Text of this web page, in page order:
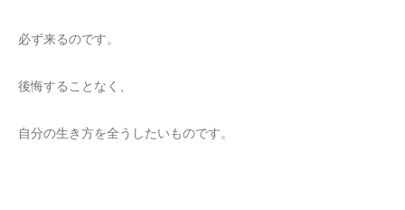
必ず来るのです。
後悔することなく、
自分の生き方を全うしたいものです。